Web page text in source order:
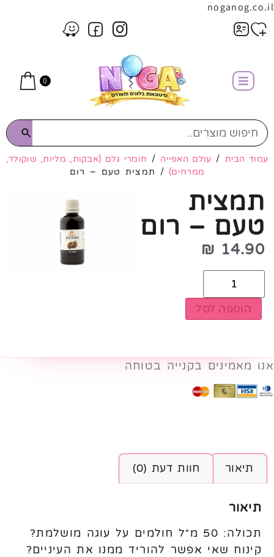
noganog.co.il
0
עמוד הבית / עולם האפייה / חומרי גלם (אבקות, מליות, שוקולד,
ממרחים)/ תמצית טעם – רום
תמצית
טעם – רום
14.90
₪
הוספה לסל
אנו מאמינים בקנייה בטוחה
תיאור חוות דעת (0)
תיאור
תכולה: 50 מ״ל חולמים על עוגה מושלמת?
קינוח שאי אפשר להוריד ממנו את העיניים?